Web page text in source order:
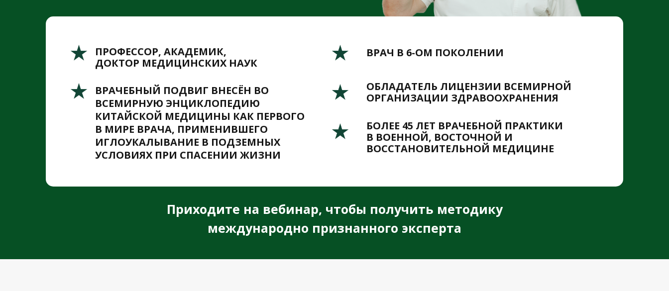
ПРОФЕССОР, АКАДЕМИК,
ДОКТОР МЕДИЦИНСКИХ НАУК
ВРАЧЕБНЫЙ ПОДВИГ ВНЕСЁН ВО
ВСЕМИРНУЮ ЭНЦИКЛОПЕДИЮ
КИТАЙСКОЙ МЕДИЦИНЫ КАК ПЕРВОГО
В МИРЕ ВРАЧА, ПРИМЕНИВШЕГО
ИГЛОУКАЛЫВАНИЕ В ПОДЗЕМНЫХ
УСЛОВИЯХ ПРИ СПАСЕНИИ ЖИЗНИ
ВРАЧ В 6-ОМ ПОКОЛЕНИИ
ОБЛАДАТЕЛЬ ЛИЦЕНЗИИ ВСЕМИРНОЙ
ОРГАНИЗАЦИИ ЗДРАВООХРАНЕНИЯ
БОЛЕЕ 45 ЛЕТ ВРАЧЕБНОЙ ПРАКТИКИ
В ВОЕННОЙ, ВОСТОЧНОЙ И
ВОССТАНОВИТЕЛЬНОЙ МЕДИЦИНЕ
Приходите на вебинар, чтобы получить методику
международно признанного эксперта